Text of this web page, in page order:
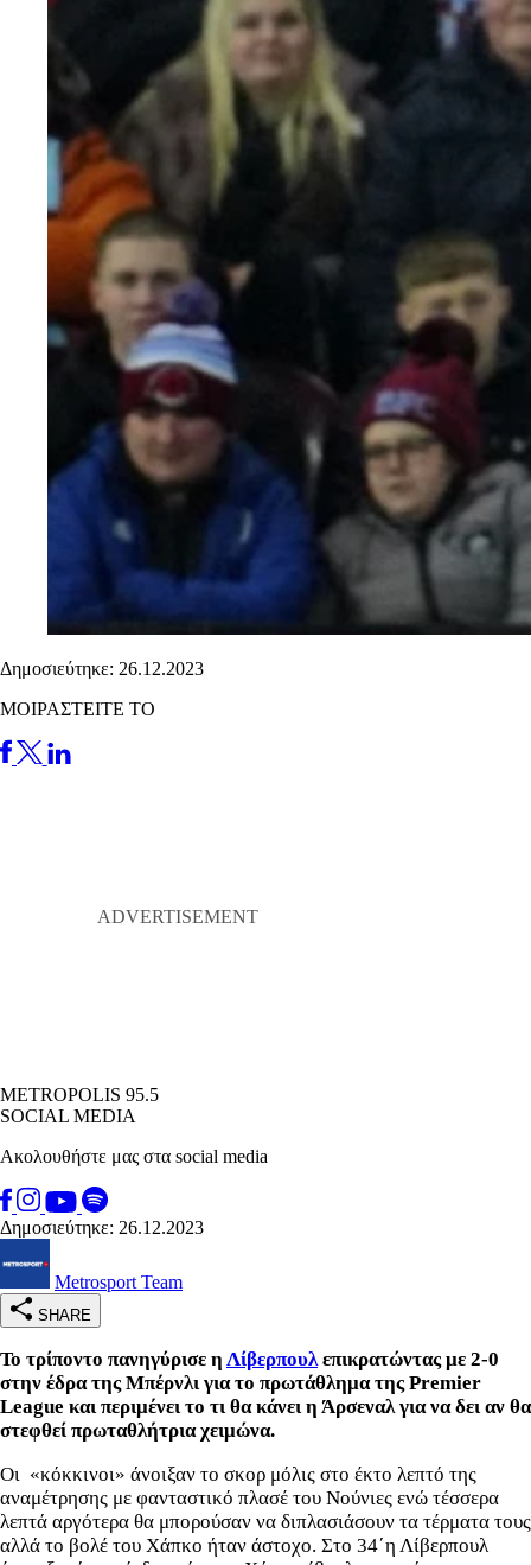
Δημοσιεύτηκε: 26.12.2023
ΜΟΙΡΑΣΤΕΙΤΕ ΤΟ
METROPOLIS 95.5
SOCIAL MEDIA
Ακολουθήστε μας στα social media
Δημοσιεύτηκε: 26.12.2023
Metrosport Team
SHARE
Το τρίποντο πανηγύρισε η Λίβερπουλεπικρατώντας με 2-0
στην έδρα της Μπέρνλι για το πρωτάθλημα της Premier
League και περιμένει το τι θα κάνει η Άρσεναλ για να δει αν θα
στεφθεί πρωταθλήτρια χειμώνα.
Οι «κόκκινοι» άνοιξαν το σκορ μόλις στο έκτο λεπτό της
αναμέτρησης με φανταστικό πλασέ του Νούνιες ενώ τέσσερα
λεπτά αργότερα θα μπορούσαν να διπλασιάσουν τα τέρματα τους
αλλά το βολέ του Χάπκο ήταν άστοχο. Στο 34΄η Λίβερπουλ